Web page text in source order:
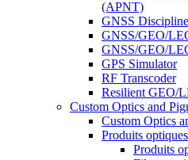
(APNT)
GNSS
GNSS/GEO/
GNSS/GEO/
GPS Simulator
RF Transcoder
Resilient GEO/
Custom Optics and
Custom Optics
Produits
Produits